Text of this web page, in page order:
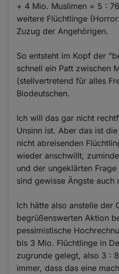
+ 4 Mio. Muslimen = 5 :
weitere Flüchtlinge
Zuzug der Angehörigen.
So entsteht im Kopf der
schnell ein Patt zwischen
(stellvertretend für alles
Biodeutschen.
Ich will das gar nicht
Unsinn ist. Aber das ist
nicht abreisenden
wieder anschwillt,
und der ungeklärten
sind gewisse Ängste auch
Ich hätte also anstelle der
begrüßenswerten Aktion
pessimistische
bis 3 Mio. Flüchtlinge in
zugrunde gelegt, also 3 :
immer, dass das eine